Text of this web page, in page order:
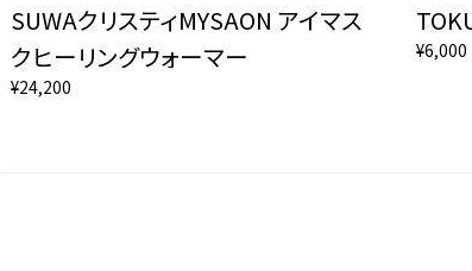
SUWAクリスティMYSAON アイマス
クヒーリングウォーマー
¥24,200
¥6,000